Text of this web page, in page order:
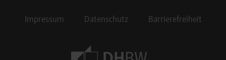
Impressum Datenschutz Barrierefreiheit